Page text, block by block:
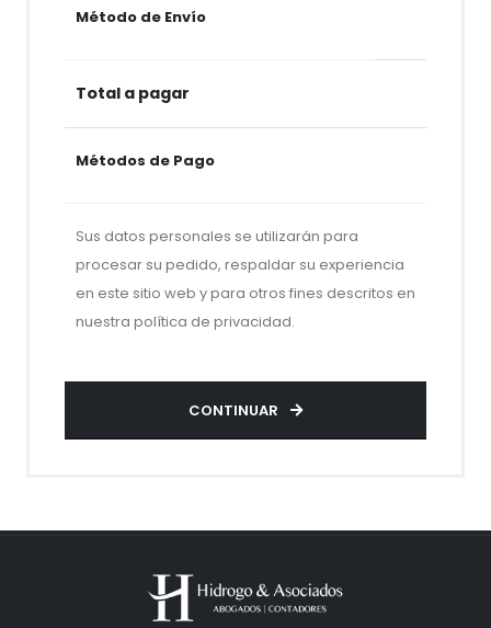
Método de Envío
Total a pagar
Métodos de Pago
Sus datos personales se utilizarán para
procesar su pedido, respaldar su experiencia
en este sitio web y para otros fines descritos en
nuestra política de privacidad.
CONTINUAR